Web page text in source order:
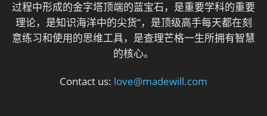
过程中形成的金字塔顶端的蓝宝石，是重要学科的重要
理论，是知识海洋中的尖货”，是顶级高手每天都在刻
意练习和使用的思维工具，是查理芒格一生所拥有智慧
的核心。
Contact us: love@madewill.com